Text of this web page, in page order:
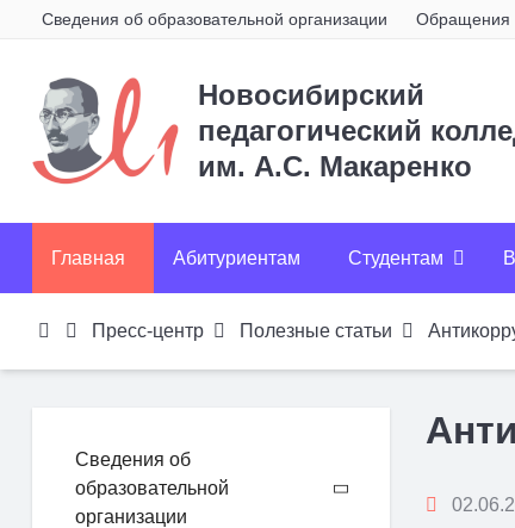
Сведения об образовательной организации Обращения
Новосибирский
педагогический
им. А.С. Макаренко
Главная Абитуриентам Студентам
Пресс-центр Полезные статьи
Сведения об
образовательной
организации